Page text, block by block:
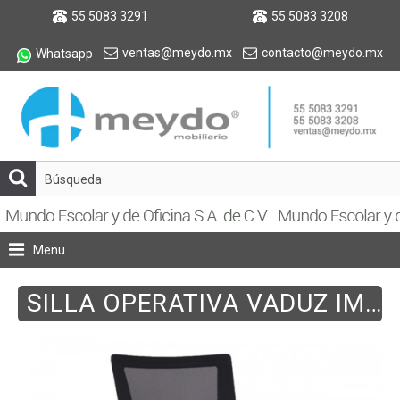
55 5083 3291 55 5083 3208
Whatsapp ventas@meydo.mx contacto@meydo.mx
Menu
SILLA OPERATIVA VADUZ IMPORT